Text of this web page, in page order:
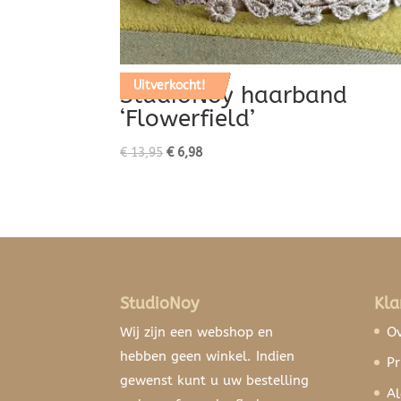
Uitverkocht!
Aanbieding!
StudioNoy haarband
‘Flowerfield’
€13,95 Oorspronkelijke
€6,98Huidige
StudioNoy
Wij zijn een webshop en
hebben geen winkel. Indien
gewenst kunt u uw bestelling